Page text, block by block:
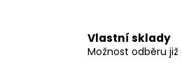
Vlastní sklady
Možnost odběru již